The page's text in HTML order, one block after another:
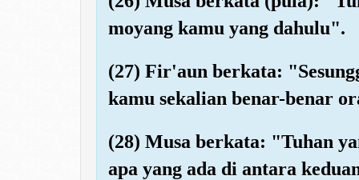
moyang kamu yang dahulu".
(27) Fir'aun berkata:
kamu sekalian benar-benar
(28) Musa berkata: "Tuhan
apa yang ada di antara